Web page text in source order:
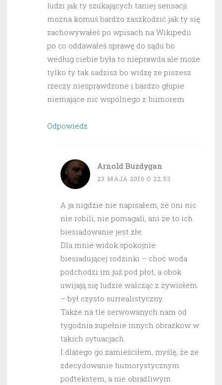
ludzi jak ty szukających taniej sensacji
można komuś bardzo zaszkodzić jak ty się
zachowywałeś po wpisach na Wikipedii
po co oddawałeś sprawę do sądu bo
według ciebie była to nieprawda ale może
tylko ty tak sadzisz bo widzę ze piszesz
rzeczy niesprawdzone i bardzo głupie
niemające nic wspólnego z humorem
Odpowiedz
Arnold Buzdygan
23 MAJA 2010 O 22:53
A ja nigdzie nie napisałem, że oni nic
nie robili, nie pomagali, ani że to ich
biesiadowanie jest złe.
Dla mnie widok spokojnie
biesiadującej rodzinki – choć woda
podchodzi im już pod płot, a obok
uwijają się ludzie walcząc z żywiołem
– był czysto surrealistyczny.
Także na tle serwowanych nam od
tygodnia zupełnie innych obrazków w
takich sytuacjach.
I dlatego go zamieściłem, myślę, że ze
zdecydowanie humorystycznym
podtekstem, a nie obraźliwym.